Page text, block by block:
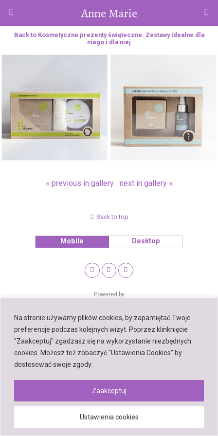
Na stronie używamy plików cookies, by zapamiętać Twoje
preferencje podczas kolejnych wizyt. Poprzez klinknięcie
"Zaakceptuj" zgadzasz się na wykorzystanie niezbędnych
cookies. Możesz też zobaczyć "Ustawienia Cookies" by
dostosować swoje zgody.
Ustawienia cookies
Zaakceptuj
Anne Marie
Back to Kosmetyczne prezenty świąteczne. Zestawy idealne dla
niego i dla niej
« previous in gallery next in gallery »
Back to top
Mobile Desktop
Powered by